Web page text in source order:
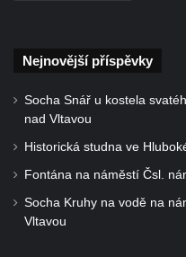
Kenotaf Antonína Fausta
Kenotaf Josefa
Hrob Ludvíka Kryla na
Kenotaf Václava a
na hřbitově ve Hřivicích
Nejnovější příspěvky
Socha Snář u kostela
nad Vltavou
Historická studna ve
Fontána na náměstí Čsl.
Socha Kruhy na vodě na
Vltavou